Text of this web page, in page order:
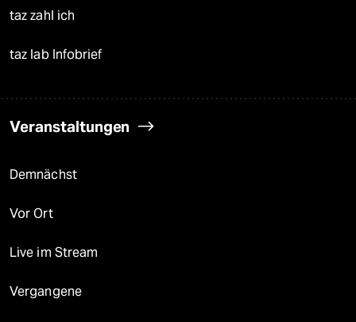
taz zahl ich
taz lab Infobrief
Veranstaltungen
Demnächst
Vor Ort
Live im Stream
Vergangene